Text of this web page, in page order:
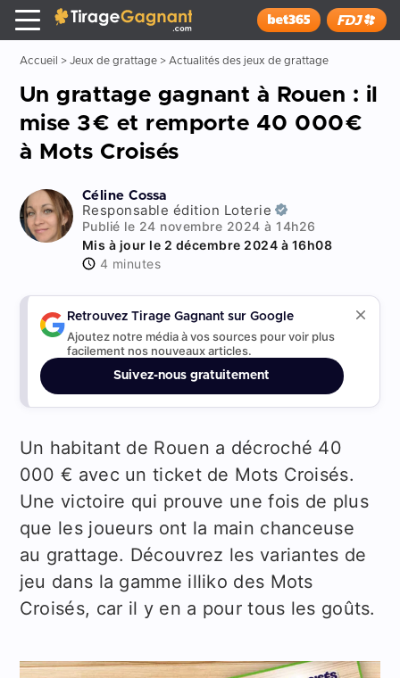
x
Tirage Gagnant
Installer
Accueil > Jeux de grattage> Actualités des jeux de grattage
Un grattage gagnant à Rouen : il
mise 3€ et remporte 40 000€
à Mots Croisés
Céline Cossa
Responsable édition Loterie
Publié le 24 novembre 2024 à 14h26
Mis à jour le 2 décembre 2024 à 16h08
4 minutes
Retrouvez Tirage Gagnant sur Google
Ajoutez notre média à vos sources pour voir plus
facilement nos nouveaux articles.
Suivez-nous gratuitement
Un habitant de Rouen a décroché 40
000 € avec un ticket de Mots Croisés.
Une victoire qui prouve une fois de plus
que les joueurs ont la main chanceuse
au grattage. Découvrez les variantes de
jeu dans la gamme illiko des Mots
Croisés, car il y en a pour tous les goûts.